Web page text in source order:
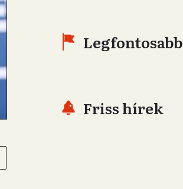
Legfontosabb
Friss hírek